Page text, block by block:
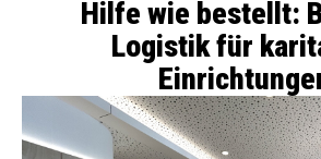
Hilfe wie bestellt:
Logistik für